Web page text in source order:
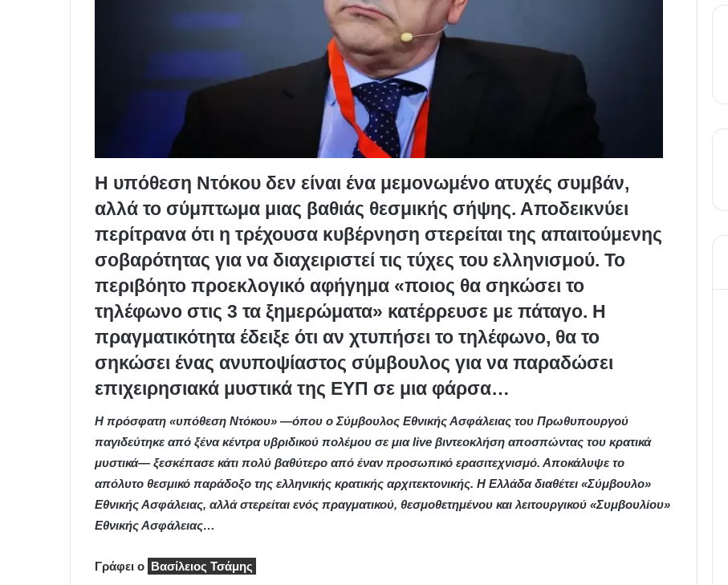
Η υπόθεση Ντόκου δεν είναι ένα μεμονωμένο ατυχές συμβάν,
αλλά το σύμπτωμα μιας βαθιάς θεσμικής σήψης. Αποδεικνύει
περίτρανα ότι η τρέχουσα κυβέρνηση στερείται της απαιτούμενης
σοβαρότητας για να διαχειριστεί τις τύχες του ελληνισμού. Το
περιβόητο προεκλογικό αφήγημα «ποιος θα σηκώσει το
τηλέφωνο στις 3 τα ξημερώματα» κατέρρευσε με πάταγο. Η
πραγματικότητα έδειξε ότι αν χτυπήσει το τηλέφωνο, θα το
σηκώσει ένας ανυποψίαστος σύμβουλος για να παραδώσει
επιχειρησιακά μυστικά της ΕΥΠ σε μια φάρσα…
Η πρόσφατη «υπόθεση Ντόκου» —όπου ο Σύμβουλος Εθνικής Ασφάλειας του Πρωθυπουργού
παγιδεύτηκε από ξένα κέντρα υβριδικού πολέμου σε μια live βιντεοκλήση αποσπώντας του κρατικά
μυστικά— ξεσκέπασε κάτι πολύ βαθύτερο από έναν προσωπικό ερασιτεχνισμό. Αποκάλυψε το
απόλυτο θεσμικό παράδοξο της ελληνικής κρατικής αρχιτεκτονικής. Η Ελλάδα διαθέτει «Σύμβουλο»
Εθνικής Ασφάλειας, αλλά στερείται ενός πραγματικού, θεσμοθετημένου και λειτουργικού «Συμβουλίου»
Εθνικής Ασφάλειας…
Γράφει ο Βασίλειος Τσάμης